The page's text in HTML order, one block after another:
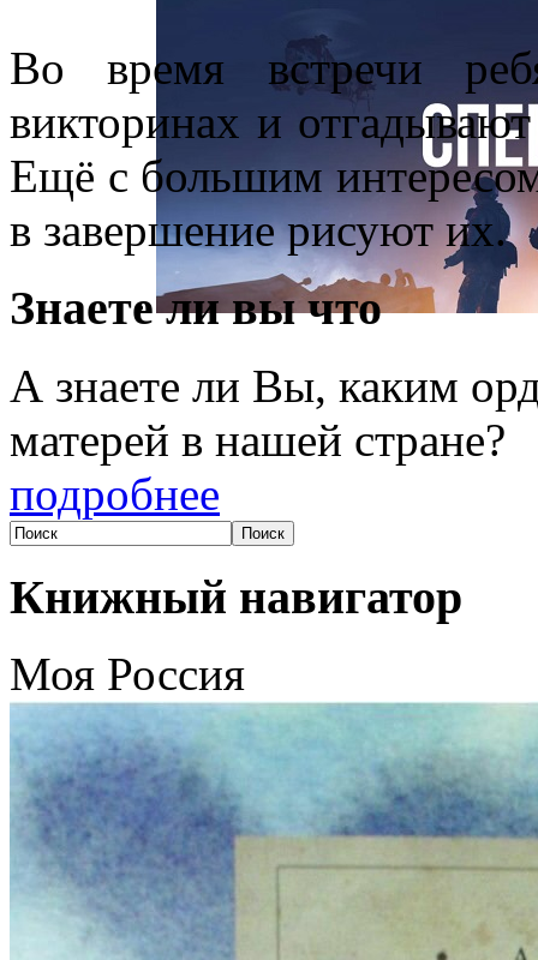
Во время встречи
викторинах и
Ещё с большим
в завершение рисуют их.
Знаете ли вы что
А знаете ли Вы, каким
матерей в нашей стране?
подробнее
Книжный навигатор
Моя Россия